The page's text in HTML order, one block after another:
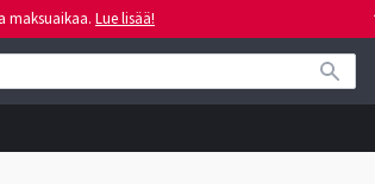
maksuaikaa. Lue lisää!